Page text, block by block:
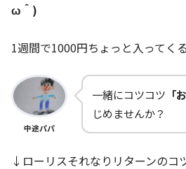
ω＾)
1週間で1000円ちょっと入ってく
中途パパ
一緒にコツコツ 「
じめませんか？
↓ローリスそれなりリターンのコ